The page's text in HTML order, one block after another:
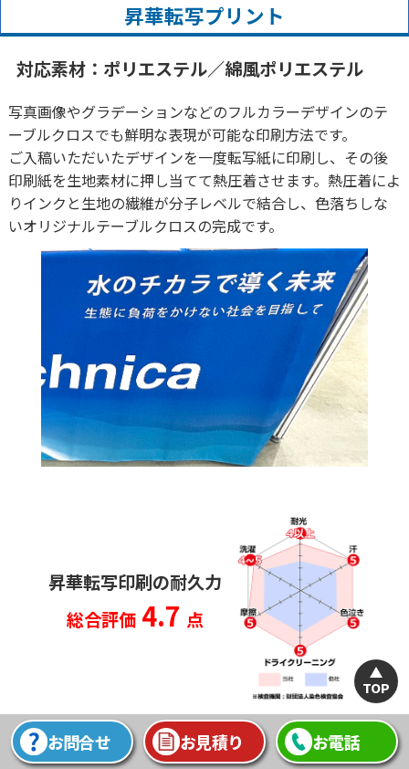
昇華転写プリント
対応素材： ポリエステル／綿風ポリエステル
写真画像やグラデーションなどのフルカラーデザインのテ
ーブルクロスでも鮮明な表現が可能な印刷方法です。
ご入稿いただいたデザインを一度転写紙に印刷し、その後
印刷紙を生地素材に押し当てて熱圧着させます。熱圧着によ
りインクと生地の繊維が分子レベルで結合し、色落ちしな
いオリジナルテーブルクロスの完成です。
昇華転写印刷の耐久力
総合評価 4.7 点
家庭洗濯機法（JIS L 1930）で色落ちがしない事
お問合せ お見積り お電話
TOP